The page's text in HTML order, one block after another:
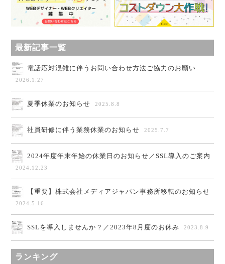
最新記事一覧
電話応対混雑に伴うお問い合わせ方法ご協力のお願い
2026.1.27
夏季休業のお知らせ 2025.8.8
社員研修に伴う業務休業のお知らせ 2025.7.7
2024年度年末年始の休業日のお知らせ／SSL導入のご案内
2024.12.23
【重要】株式会社メディアジャパン事務所移転のお知らせ
2024.5.16
SSLを導入しませんか？／2023年8月度のお休み 2023.8.9
ランキング